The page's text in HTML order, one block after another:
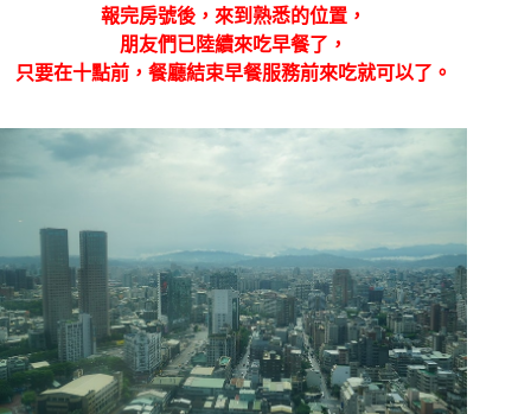
報完房號後，來到熟悉的位置，
朋友們已陸續來吃早餐了，
只要在十點前，餐廳結束早餐服務前來吃就可以了。